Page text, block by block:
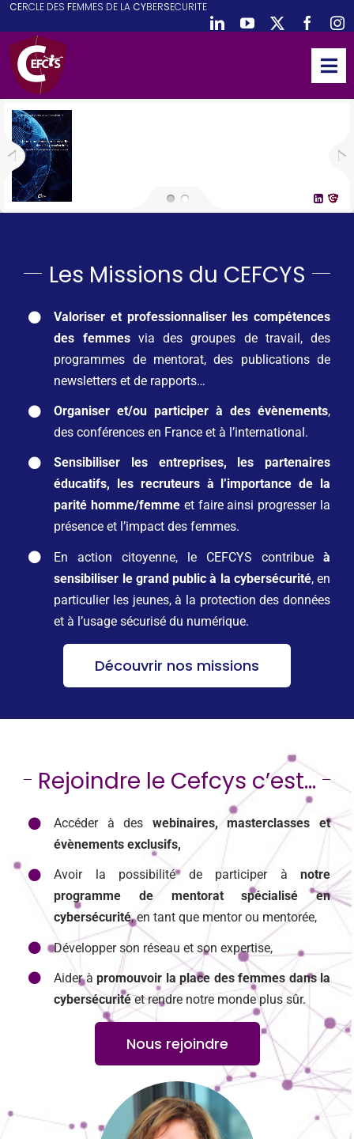
Passer
au
contenu
CERCLE DES FEMMES DE LACYBERSECURITE
ACCUEIL
CEFCYS
ACTIVITES
EVENEMENTS
PARTENAIRES
CONTACT
Les Missions du CEFCYS
Valoriser et professionnaliser les compétences
des femmesvia des groupes de travail, des
programmes de mentorat, des publications de
newsletters et de rapports…
Organiser et/ou participer à des évènements,
des conférences en France et à l’international.
Sensibiliser les entreprises, les partenaires
éducatifs, les recruteurs à l’importance de la
parité homme/femme et faire ainsi progresser la
présence et l’impact des femmes.
En action citoyenne, le CEFCYS contribueà
sensibiliser le grand public à la cybersécurité, en
particulier les jeunes, à la protection des données
et à l’usage sécurisé du numérique.
Découvrir nos missions
Rejoindre le Cefcys c’est…
Accéder à des webinaires, masterclasses et
évènements exclusifs,
Avoir la possibilité de participer à notre
programme de mentorat spécialisé en
cybersécurité, en tant que mentor ou mentorée,
Développer son réseau et son expertise,
Aider àpromouvoir la place des femmes dans la
cybersécuritéet rendre notre monde plus sûr.
Nous rejoindre